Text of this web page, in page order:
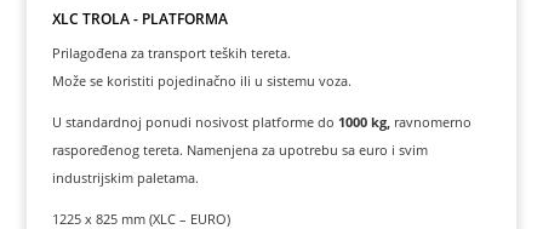
XLC TROLA - PLATFORMA
Prilagođena za transport teških tereta.
Može se koristiti pojedinačno ili u sistemu voza.
U standardnoj ponudi nosivost platforme do 1000 kg, ravnomerno
raspoređenog tereta. Namenjena za upotrebu sa euro i svim
industrijskim paletama.
1225 x 825 mm (XLC – EURO)